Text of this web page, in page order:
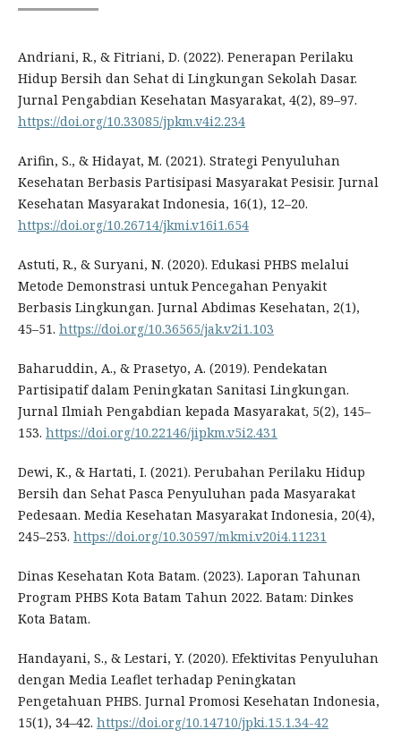
Andriani, R., & Fitriani, D. (2022). Penerapan Perilaku
Hidup Bersih dan Sehat di Lingkungan Sekolah Dasar.
Jurnal Pengabdian Kesehatan Masyarakat, 4(2), 89–97.
https://doi.org/10.33085/jpkm.v4i2.234
Arifin, S., & Hidayat, M. (2021). Strategi Penyuluhan
Kesehatan Berbasis Partisipasi Masyarakat Pesisir. Jurnal
Kesehatan Masyarakat Indonesia, 16(1), 12–20.
https://doi.org/10.26714/jkmi.v16i1.654
Astuti, R., & Suryani, N. (2020). Edukasi PHBS melalui
Metode Demonstrasi untuk Pencegahan Penyakit
Berbasis Lingkungan. Jurnal Abdimas Kesehatan, 2(1),
45–51. https://doi.org/10.36565/jak.v2i1.103
Baharuddin, A., & Prasetyo, A. (2019). Pendekatan
Partisipatif dalam Peningkatan Sanitasi Lingkungan.
Jurnal Ilmiah Pengabdian kepada Masyarakat, 5(2), 145–
153. https://doi.org/10.22146/jipkm.v5i2.431
Dewi, K., & Hartati, I. (2021). Perubahan Perilaku Hidup
Bersih dan Sehat Pasca Penyuluhan pada Masyarakat
Pedesaan. Media Kesehatan Masyarakat Indonesia, 20(4),
245–253. https://doi.org/10.30597/mkmi.v20i4.11231
Dinas Kesehatan Kota Batam. (2023). Laporan Tahunan
Program PHBS Kota Batam Tahun 2022. Batam: Dinkes
Kota Batam.
Handayani, S., & Lestari, Y. (2020). Efektivitas Penyuluhan
dengan Media Leaflet terhadap Peningkatan
Pengetahuan PHBS. Jurnal Promosi Kesehatan Indonesia,
15(1), 34–42. https://doi.org/10.14710/jpki.15.1.34-42